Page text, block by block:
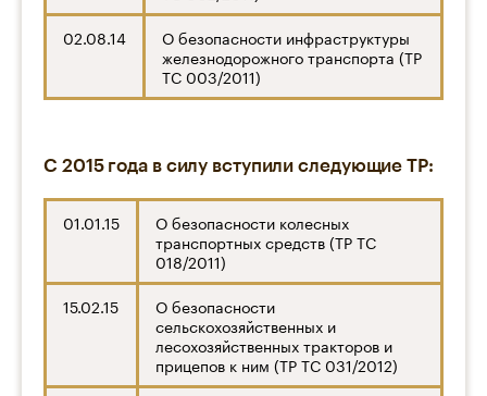
02.08.14
О безопасности инфраструктуры
железнодорожного транспорта (ТР
ТС 003/2011)
С 2015 года в силу вступили следующие ТР:
01.01.15
О безопасности колесных
транспортных средств (ТР ТС
018/2011)
15.02.15
О безопасности
сельскохозяйственных и
лесохозяйственных тракторов и
прицепов к ним (ТР ТС 031/2012)